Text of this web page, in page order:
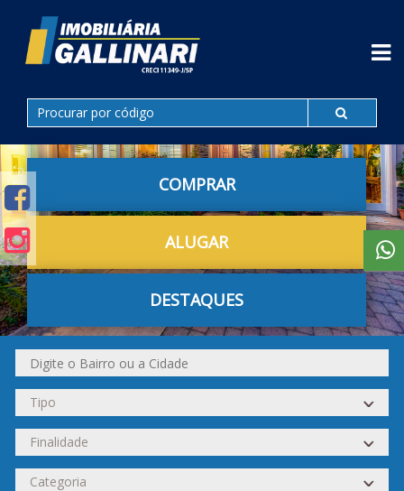
COMPRAR
ALUGAR
DESTAQUES